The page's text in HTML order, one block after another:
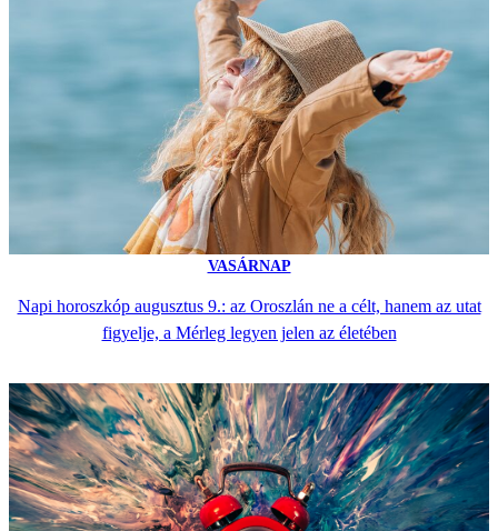
VASÁRNAP
Napi horoszkóp augusztus 9.: az Oroszlán ne a célt, hanem az utat
figyelje, a Mérleg legyen jelen az életében